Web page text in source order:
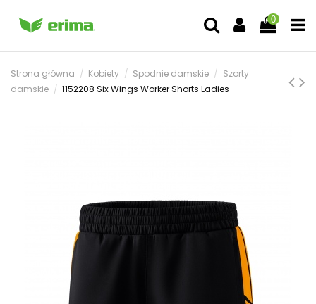
0
Strona główna Kobiety Spodnie damskie
Szorty
damskie
1152208 Six Wings Worker Shorts Ladies